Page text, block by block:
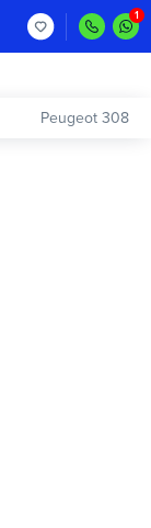
Peugeot 308